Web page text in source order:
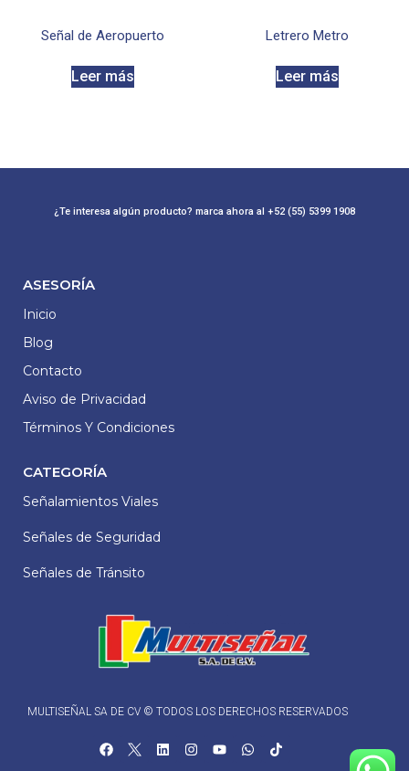
Señal de Aeropuerto
Leer más
Letrero Metro
Leer más
¿Te interesa algún producto? marca ahora al +52 (55) 5399 1908
ASESORÍA
Inicio
Blog
Contacto
Aviso de Privacidad
Términos Y Condiciones
CATEGORÍA
Señalamientos Viales
Señales de Seguridad
Señales de Tránsito
MULTISEÑAL SA DE CV © TODOS LOS DERECHOS RESERVADOS